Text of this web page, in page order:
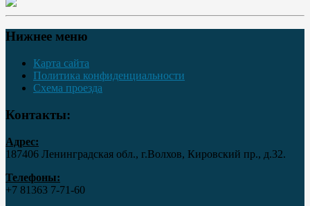
Нижнее меню
Карта сайта
Политика конфиденциальности
Схема проезда
Контакты:
Адрес:
187406 Ленинградская обл., г.Волхов, Кировский пр., д.32.
Телефоны:
+7 81363 7‑71-60